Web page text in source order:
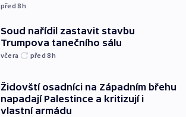
před 8h
Soud nařídil zastavit stavbu
Trumpova tanečního sálu
včera před 8h
Židovští osadníci na Západním břehu
napadají Palestince a kritizují i
vlastní armádu